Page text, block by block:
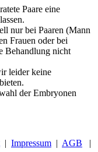
Paare eine
nur bei Paaren (Mann
Frauen oder bei
Behandlung nicht
leider keine
der Embryonen
| Impressum | AGB |